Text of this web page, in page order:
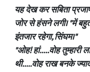
यह देख कर सबिता
जोर से हंसने लगी। "में
इंतजार रहेगा, सिंघम।"
"ओह! हां.....वोह तुम्हारी
थी.....वोह राख बनके